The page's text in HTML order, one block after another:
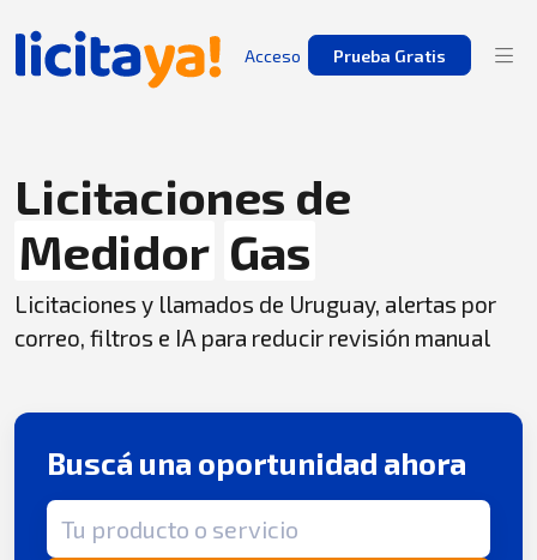
Acceso Prueba Gratis
Licitaciones de
Medidor Gas
Licitaciones y llamados de Uruguay, alertas por
correo, filtros e IA para reducir revisión manual
Buscá una oportunidad ahora
Término de búsqueda